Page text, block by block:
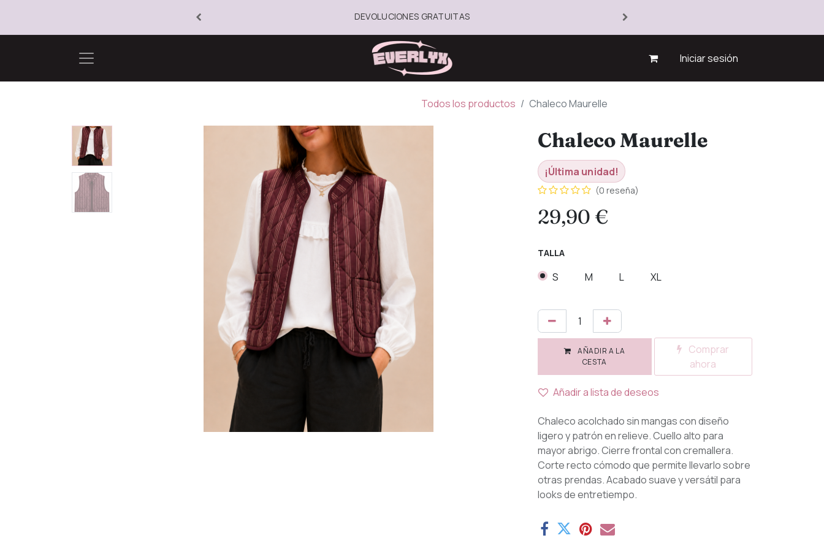
DEVOLUCIONES GRATUITAS
Iniciar sesión
Todos los productos Chaleco Maurelle
Chaleco Maurelle
¡Última unidad!
(0 reseña)
29,90 €
TALLA
S M L XL
AÑADIR A LA
CESTA
Comprar
ahora
Añadir a lista de deseos
Chaleco acolchado sin mangas con diseño
ligero y patrón en relieve. Cuello alto para
mayor abrigo. Cierre frontal con cremallera.
Corte recto cómodo que permite llevarlo sobre
otras prendas. Acabado suave y versátil para
looks de entretiempo.